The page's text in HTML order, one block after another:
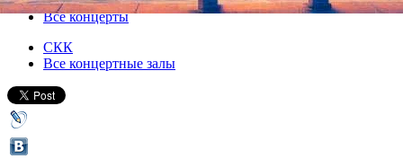
Все концерты
СКК
Все концертные залы